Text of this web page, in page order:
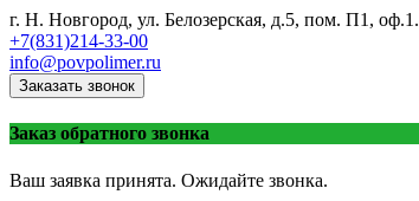
г. Н. Новгород, ул. Белозерская, д.5, пом. П1, оф.1.
+7(831)214-33-00
info@povpolimer.ru
Заказать звонок
Заказ обратного звонка
Ваш заявка принята. Ожидайте звонка.